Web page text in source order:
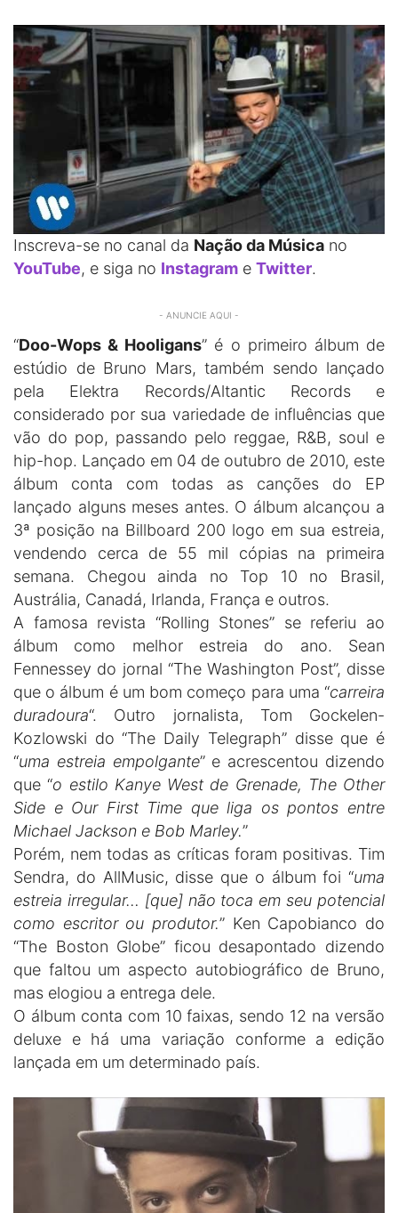
Inscreva-se no canal da Nação da Música no
YouTube, e siga no Instagram e Twitter.
- ANUNCIE AQUI -
“Doo-Wops & Hooligans” é o primeiro álbum de
estúdio de Bruno Mars, também sendo lançado
pela Elektra Records/Altantic Records e
considerado por sua variedade de influências que
vão do pop, passando pelo reggae, R&B, soul e
hip-hop. Lançado em 04 de outubro de 2010, este
álbum conta com todas as canções do EP
lançado alguns meses antes. O álbum alcançou a
3ª posição na Billboard 200 logo em sua estreia,
vendendo cerca de 55 mil cópias na primeira
semana. Chegou ainda no Top 10 no Brasil,
Austrália, Canadá, Irlanda, França e outros.
A famosa revista “Rolling Stones” se referiu ao
álbum como melhor estreia do ano. Sean
Fennessey do jornal “The Washington Post”, disse
que o álbum é um bom começo para uma “carreira
duradoura“. Outro jornalista, Tom Gockelen-
Kozlowski do “The Daily Telegraph” disse que é
“uma estreia empolgante” e acrescentou dizendo
que “o estilo Kanye West de Grenade, The Other
Side e Our First Time que liga os pontos entre
Michael Jackson e Bob Marley.”
Porém, nem todas as críticas foram positivas. Tim
Sendra, do AllMusic, disse que o álbum foi “uma
estreia irregular… [que] não toca em seu potencial
como escritor ou produtor.” Ken Capobianco do
“The Boston Globe” ficou desapontado dizendo
que faltou um aspecto autobiográfico de Bruno,
mas elogiou a entrega dele.
O álbum conta com 10 faixas, sendo 12 na versão
deluxe e há uma variação conforme a edição
lançada em um determinado país.